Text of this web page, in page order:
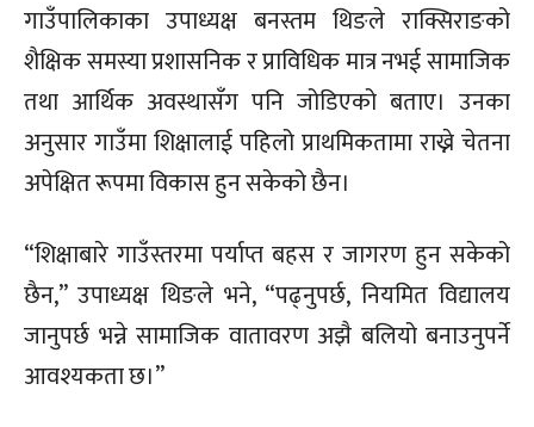
गाउँपालिकाका उपाध्यक्ष बनस्तम थिङले राक्सिराङको
शैक्षिक समस्या प्रशासनिक र प्राविधिक मात्र नभई सामाजिक
तथा आर्थिक अवस्थासँग पनि जोडिएको बताए। उनका
अनुसार गाउँमा शिक्षालाई पहिलो प्राथमिकतामा राख्ने चेतना
अपेक्षित रूपमा विकास हुन सकेको छैन।
“शिक्षाबारे गाउँस्तरमा पर्याप्त बहस र जागरण हुन सकेको
छैन,” उपाध्यक्ष थिङले भने, “पढ्नुपर्छ, नियमित विद्यालय
जानुपर्छ भन्ने सामाजिक वातावरण अझै बलियो बनाउनुपर्ने
आवश्यकता छ।”